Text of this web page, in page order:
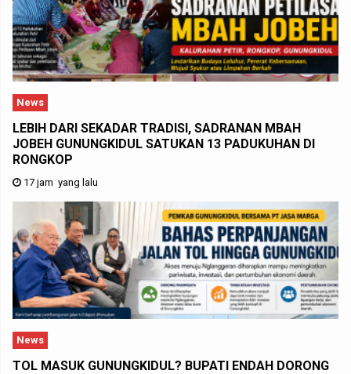
News
LEBIH DARI SEKADAR TRADISI, SADRANAN MBAH
JOBEH GUNUNGKIDUL SATUKAN 13 PADUKUHAN DI
RONGKOP
17 jam yang lalu
News
TOL MASUK GUNUNGKIDUL? BUPATI ENDAH DORONG